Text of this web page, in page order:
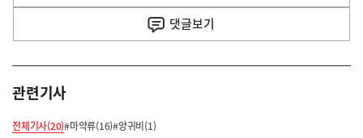
댓글보기
관련기사
전체기사(20)#마약류(16)#양귀비(1)